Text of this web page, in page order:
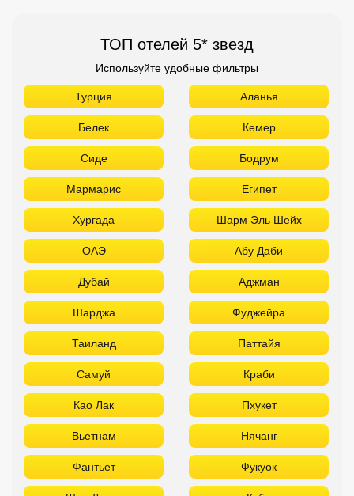
ТОП отелей 5* звезд
Используйте удобные фильтры
Турция Аланья
Белек Кемер
Сиде Бодрум
Мармарис Египет
Хургада Шарм Эль Шейх
ОАЭ Абу Даби
Дубай Аджман
Шарджа Фуджейра
Таиланд Паттайя
Самуй Краби
Као Лак Пхукет
Вьетнам Нячанг
Фантьет Фукуок